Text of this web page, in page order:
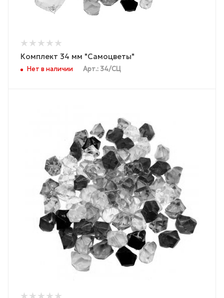
Комплект 34 мм "Самоцветы"
Нет в наличии Арт.: 34/СЦ